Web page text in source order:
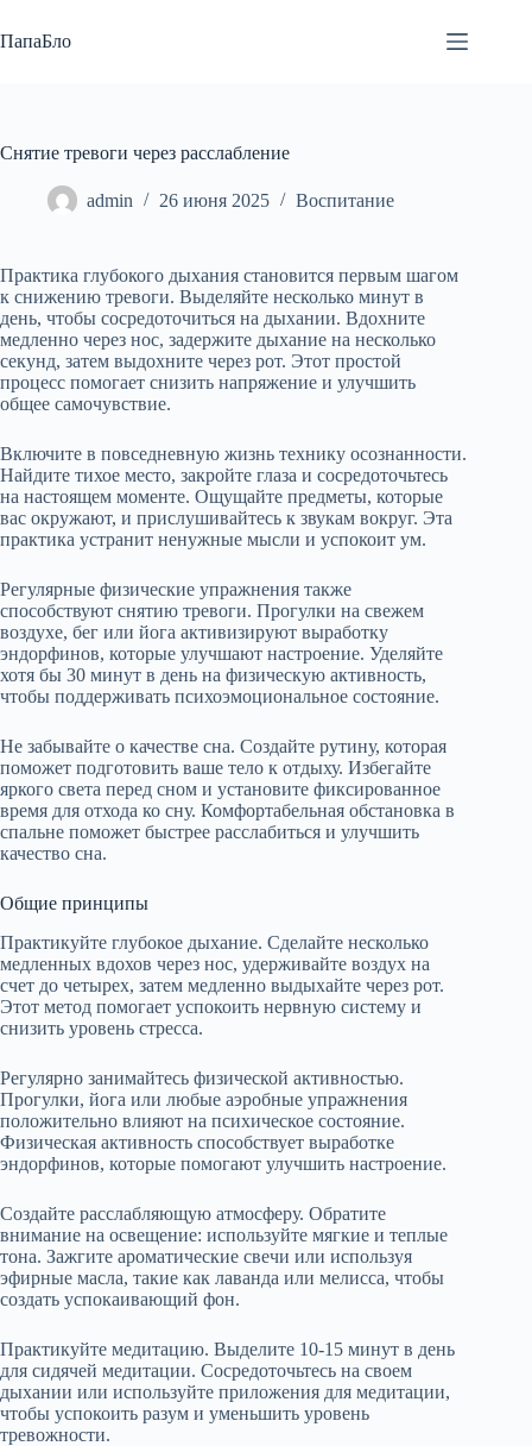
к
сути
ПапаБло
Снятие тревоги через расслабление
admin 26 июня 2025 Воспитание
Практика глубокого дыхания становится первым шагом
к снижению тревоги. Выделяйте несколько минут в
день, чтобы сосредоточиться на дыхании. Вдохните
медленно через нос, задержите дыхание на несколько
секунд, затем выдохните через рот. Этот простой
процесс помогает снизить напряжение и улучшить
общее самочувствие.
Включите в повседневную жизнь технику осознанности.
Найдите тихое место, закройте глаза и сосредоточьтесь
на настоящем моменте. Ощущайте предметы, которые
вас окружают, и прислушивайтесь к звукам вокруг. Эта
практика устранит ненужные мысли и успокоит ум.
Регулярные физические упражнения также
способствуют снятию тревоги. Прогулки на свежем
воздухе, бег или йога активизируют выработку
эндорфинов, которые улучшают настроение. Уделяйте
хотя бы 30 минут в день на физическую активность,
чтобы поддерживать психоэмоциональное состояние.
Не забывайте о качестве сна. Создайте рутину, которая
поможет подготовить ваше тело к отдыху. Избегайте
яркого света перед сном и установите фиксированное
время для отхода ко сну. Комфортабельная обстановка в
спальне поможет быстрее расслабиться и улучшить
качество сна.
Общие принципы
Практикуйте глубокое дыхание. Сделайте несколько
медленных вдохов через нос, удерживайте воздух на
счет до четырех, затем медленно выдыхайте через рот.
Этот метод помогает успокоить нервную систему и
снизить уровень стресса.
Регулярно занимайтесь физической активностью.
Прогулки, йога или любые аэробные упражнения
положительно влияют на психическое состояние.
Физическая активность способствует выработке
эндорфинов, которые помогают улучшить настроение.
Создайте расслабляющую атмосферу. Обратите
внимание на освещение: используйте мягкие и теплые
тона. Зажгите ароматические свечи или используя
эфирные масла, такие как лаванда или мелисса, чтобы
создать успокаивающий фон.
Практикуйте медитацию. Выделите 10-15 минут в день
для сидячей медитации. Сосредоточьтесь на своем
дыхании или используйте приложения для медитации,
чтобы успокоить разум и уменьшить уровень
тревожности.